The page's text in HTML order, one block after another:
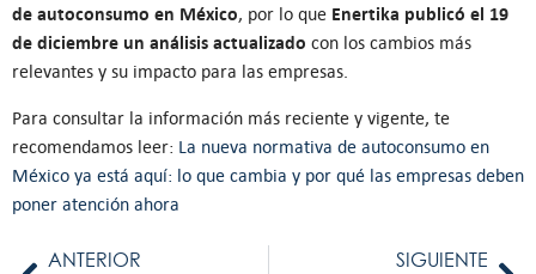
de autoconsumo en México, por lo que Enertika publicó el 19
de diciembre un análisis actualizado con los cambios más
relevantes y su impacto para las empresas.
Para consultar la información más reciente y vigente, te
recomendamos leer: La nueva normativa de autoconsumo en
México ya está aquí: lo que cambia y por qué las empresas deben
poner atención ahora
ANTERIOR SIGUIENTE